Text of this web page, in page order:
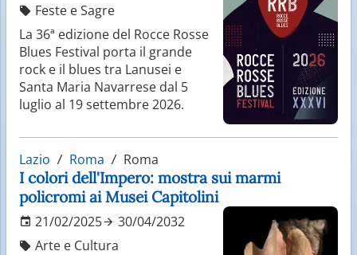
Feste e Sagre
La 36ª edizione del Rocce Rosse
Blues Festival porta il grande
rock e il blues tra Lanusei e
Santa Maria Navarrese dal 5
luglio al 19 settembre 2026.
Lazio Roma Roma
I colori dell'Impero: mostra sui marmi
policromi ai Musei Capitolini
21/02/2025
30/04/2032
Arte e Cultura